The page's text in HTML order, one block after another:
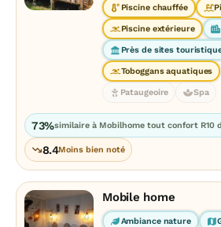
Piscine chauffée
Piscine extérieure
Près de sites
Toboggans aquatiques
Pataugeoire Spa
73%similaire à Mobilhome tout confort R10
8.4Moins bien noté
Mobile home
Ambiance nature